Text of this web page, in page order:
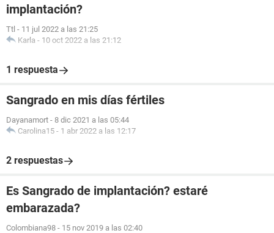
implantación?
Ttl - 11 jul 2022 a las 21:25
Karla - 10 oct 2022 a las 21:12
1 respuesta
Sangrado en mis días fértiles
Dayanamort - 8 dic 2021 a las 05:44
Carolina15 - 1 abr 2022 a las 12:17
2 respuestas
Es Sangrado de implantación? estaré
embarazada?
Colombiana98 - 15 nov 2019 a las 02:40